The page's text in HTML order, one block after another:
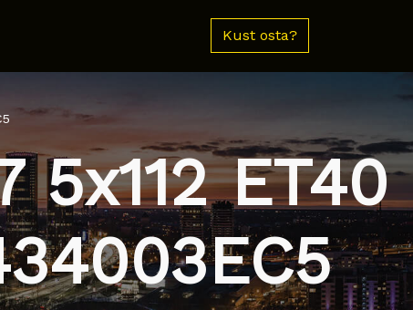
Kust osta?
5x112 ET40